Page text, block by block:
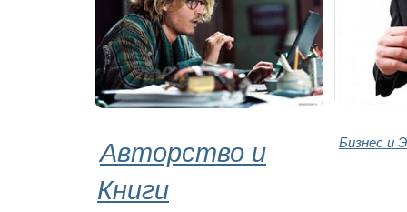
Авторство и
Книги
Бизнес и